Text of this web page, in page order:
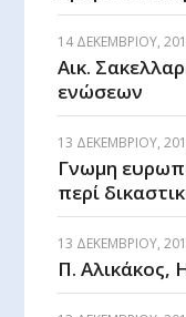
14 ΔΕΚΕΜΒΡΊΟΥ,
Αικ.
ενώσεων
13 ΔΕΚΕΜΒΡΊΟΥ,
Γνωμη
περί
13 ΔΕΚΕΜΒΡΊΟΥ,
Π. Αλικάκος,